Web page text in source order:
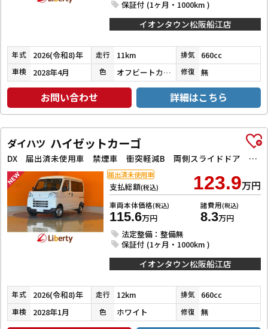
保証付 (1ヶ月・1000km )
イオンタウン松阪船江店
年式 2026(令和8)年 走行 11km 排気 660cc
車検 2028年4月 色 オフビートカーキメタリック 修復 無
お問い合わせ 詳細はこちら
ダイハツ ハイゼットカーゴ
DX 届出済未使用車 禁煙車 衝突軽減B 両側スライドドア アイドリングストップ 障害物センサー ヘッドライトレベライザー
支払総額(税込) 123.9万円
車両本体価格(税込)
115.6万円
諸費用(税込)
8.3万円
法定整備：整備無
保証付 (1ヶ月・1000km )
届出済未使用車
イオンタウン松阪船江店
年式 2026(令和8)年 走行 12km 排気 660cc
車検 2028年1月 色 ホワイト 修復 無